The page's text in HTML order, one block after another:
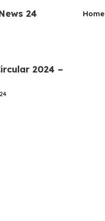
24 Home
2024 –